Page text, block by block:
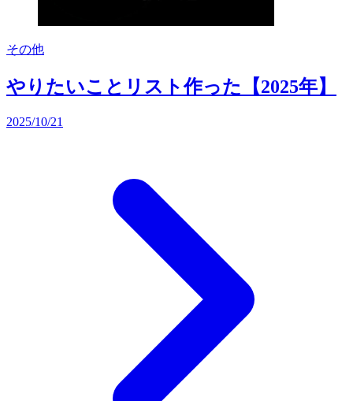
その他
やりたいことリスト作った【2025年】
2025/10/21